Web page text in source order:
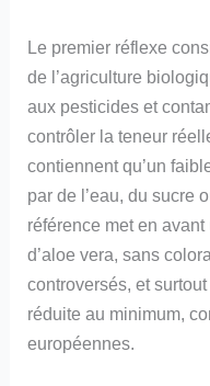
Le premier réflexe
de l’agriculture
aux pesticides et
contrôler la teneur
contiennent qu’un
par de l’eau, du sucre
référence met en
d’aloe vera, sans
controversés, et
réduite au minimum,
européennes.